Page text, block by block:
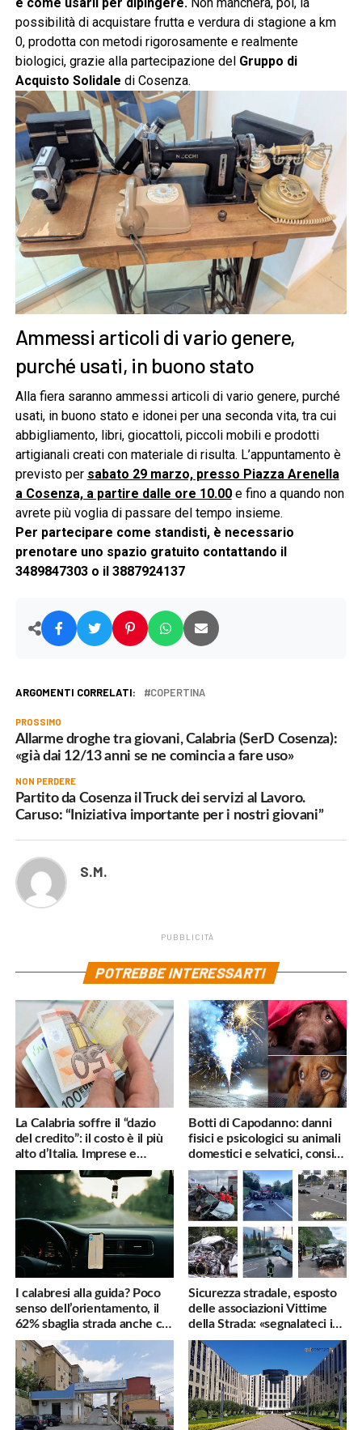
possibilità di acquistare frutta e verdura di stagione a km
0, prodotta con metodi rigorosamente e realmente
biologici, grazie alla partecipazione del Gruppo di
Acquisto Solidale di Cosenza.
Ammessi articoli di vario genere,
purché usati, in buono stato
Alla fiera saranno ammessi articoli di vario genere, purché
usati, in buono stato e idonei per una seconda vita, tra cui
abbigliamento, libri, giocattoli, piccoli mobili e prodotti
artigianali creati con materiale di risulta. L’appuntamento è
previsto per sabato 29 marzo, presso Piazza Arenella
a Cosenza, a partire dalle ore 10.00e fino a quando non
avrete più voglia di passare del tempo insieme.
Per partecipare come standisti, è necessario
prenotare uno spazio gratuito contattando il
3489847303 o il 3887924137
ARGOMENTI CORRELATI: COPERTINA
PROSSIMO
Allarme droghe tra giovani, Calabria (SerD Cosenza):
«già dai 12/13 anni se ne comincia a fare uso»
NON PERDERE
Partito da Cosenza il Truck dei servizi al Lavoro.
Caruso: “Iniziativa importante per i nostri giovani”
S.M.
PUBBLICITÀ
POTREBBE INTERESSARTI
La Calabria soffre il “dazio
del credito”: il costo è il più
alto d’Italia. Imprese e
famiglie penalizzate
Botti di Capodanno: danni
fisici e psicologici su animali
domestici e selvatici, consigli
utili
I calabresi alla guida? Poco
senso dell’orientamento, il
62% sbaglia strada anche col
navigatore
Sicurezza stradale, esposto
delle associazioni Vittime
della Strada: «segnalateci i
pericoli, interverremo
subito»